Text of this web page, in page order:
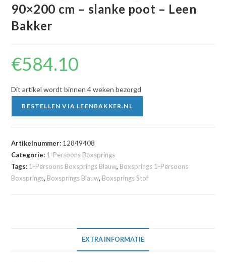
90×200 cm – slanke poot – Leen
Bakker
€584.10
Dit artikel wordt binnen 4 weken bezorgd
BESTELLEN VIA LEENBAKKER.NL
Artikelnummer: 12849408
Categorie: 1-Persoons Boxsprings
Tags: 1-Persoons Boxsprings Blauw, Boxsprings 1-Persoons
Boxsprings, Boxsprings Blauw, Boxsprings Stof
EXTRA INFORMATIE